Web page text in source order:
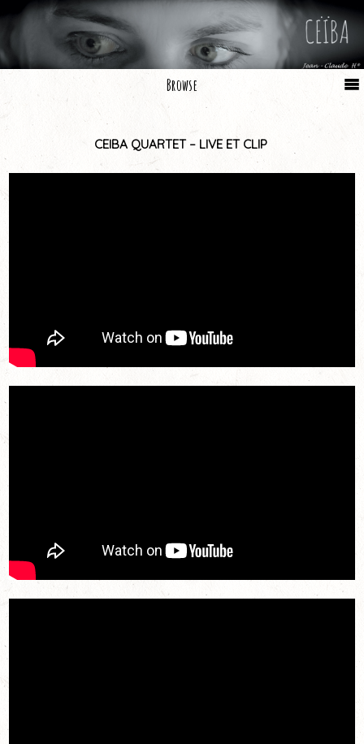
Browse
CEIBA QUARTET – LIVE ET CLIP